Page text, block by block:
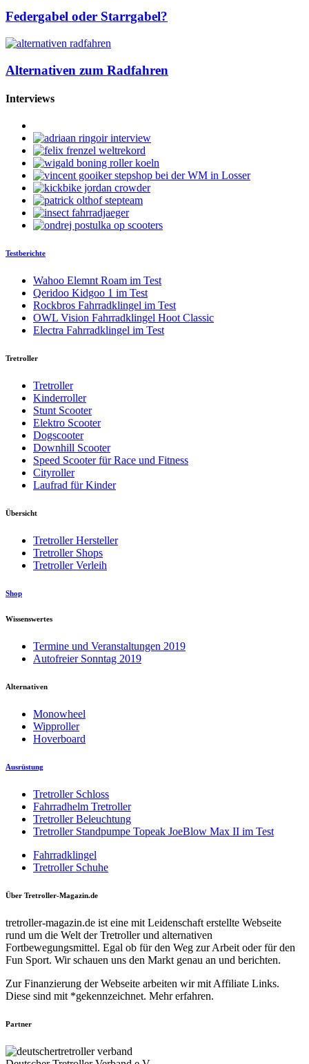
Federgabel oder Starrgabel?
Alternativen zum Radfahren
Interviews
Testberichte
Wahoo Elemnt Roam im Test
Qeridoo Kidgoo 1 im Test
Rockbros Fahrradklingel im Test
OWL Vision Fahrradklingel Hoot Classic
Electra Fahrradklingel im Test
Tretroller
Tretroller
Kinderroller
Stunt Scooter
Elektro Scooter
Dogscooter
Downhill Scooter
Speed Scooter für Race und Fitness
Cityroller
Laufrad für Kinder
Übersicht
Tretroller Hersteller
Tretroller Shops
Tretroller Verleih
Shop
Wissenswertes
Termine und Veranstaltungen 2019
Autofreier Sonntag 2019
Alternativen
Monowheel
Wipproller
Hoverboard
Ausrüstung
Tretroller Schloss
Fahrradhelm Tretroller
Tretroller Beleuchtung
Tretroller Standpumpe Topeak JoeBlow Max II im Test
Fahrradklingel
Tretroller Schuhe
Über Tretroller-Magazin.de
tretroller-magazin.de ist eine mit Leidenschaft erstellte Webseite
rund um die Welt der Tretroller und alternativen
Fortbewegungsmittel. Egal ob für den Weg zur Arbeit oder für den
Fun Sport. Wir schauen uns den Markt genau an und berichten.
Zur Finanzierung der Webseite arbeiten wir mit Affiliate Links.
Diese sind mit *gekennzeichnet. Mehr erfahren.
Partner